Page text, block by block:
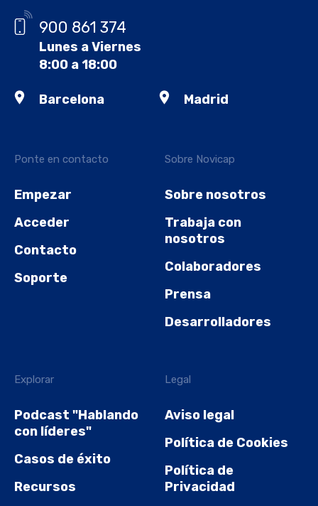
Ponte en contacto
Empezar
Acceder
Contacto
Soporte
Sobre Novicap
Sobre nosotros
Trabaja con
nosotros
Colaboradores
Prensa
Desarrolladores
Explorar
Podcast "Hablando
con líderes"
Casos de éxito
Recursos
Legal
Aviso legal
Política de Cookies
Política de
Privacidad
900 861 374
Lunes a Viernes
8:00 a 18:00
Barcelona Madrid